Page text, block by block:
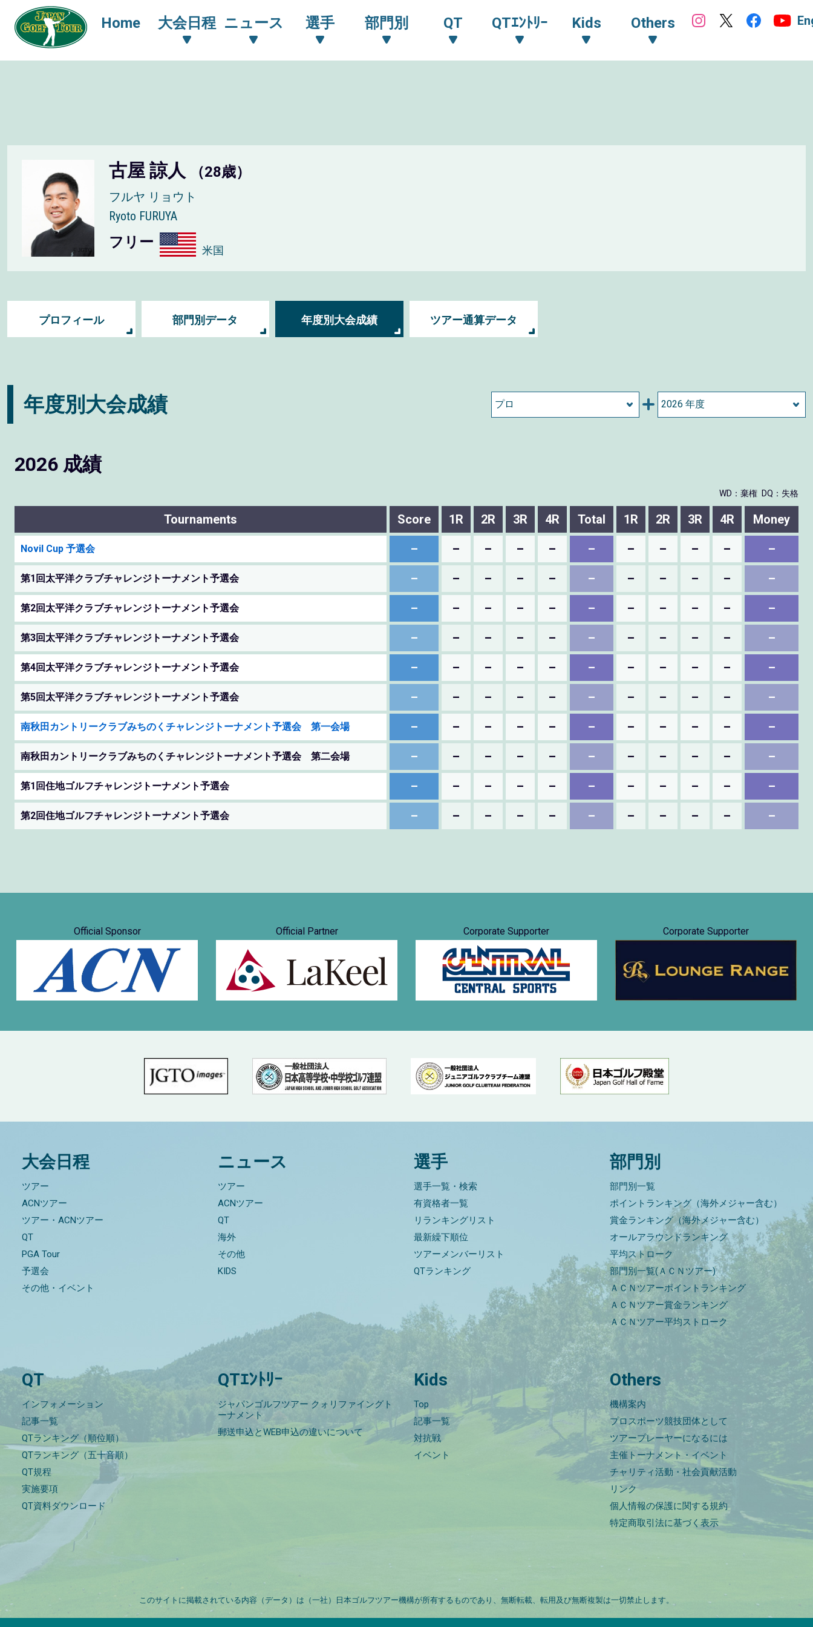
Home 大会日程 ニュース 選手 部門別 QT QTｴﾝﾄﾘｰ Kids Others
古屋 諒人 （28歳）
フルヤ リョウト
Ryoto FURUYA
フリー 米国
プロフィール 部門別データ 年度別大会成績 ツアー通算データ
年度別大会成績
2026 成績
WD：棄権 DQ：失格
Tournaments Score 1R 2R 3R 4R Total 1R 2R 3R 4R Money
Novil Cup 予選会 – – – – – – – – – – –
第1回太平洋クラブチャレンジトーナメント予選会 – – – – – – – – – – –
第2回太平洋クラブチャレンジトーナメント予選会 – – – – – – – – – – –
第3回太平洋クラブチャレンジトーナメント予選会 – – – – – – – – – – –
第4回太平洋クラブチャレンジトーナメント予選会 – – – – – – – – – – –
第5回太平洋クラブチャレンジトーナメント予選会 – – – – – – – – – – –
南秋田カントリークラブみちのくチャレンジトーナメント予選会 第一会場 – – – – – – – – – – –
南秋田カントリークラブみちのくチャレンジトーナメント予選会 第二会場 – – – – – – – – – – –
第1回住地ゴルフチャレンジトーナメント予選会 – – – – – – – – – – –
第2回住地ゴルフチャレンジトーナメント予選会 – – – – – – – – – – –
Official Sponsor Official Partner Corporate Supporter Corporate Supporter
大会日程
ツアー
ACNツアー
ツアー・ACNツアー
QT
PGA Tour
予選会
その他・イベント
ニュース
ツアー
ACNツアー
QT
海外
その他
KIDS
選手
選手一覧・検索
有資格者一覧
リランキングリスト
最新繰下順位
ツアーメンバーリスト
QTランキング
部門別
部門別一覧
ポイントランキング（海外メジャー含む）
賞金ランキング（海外メジャー含む）
オールアラウンドランキング
平均ストローク
部門別一覧(ＡＣＮツアー)
ＡＣＮツアーポイントランキング
ＡＣＮツアー賞金ランキング
ＡＣＮツアー平均ストローク
QT
インフォメーション
記事一覧
QTランキング（順位順）
QTランキング（五十音順）
QT規程
実施要項
QT資料ダウンロード
QTｴﾝﾄﾘｰ
ジャパンゴルフツアー クォリファイングト
ーナメント
郵送申込とWEB申込の違いについて
Kids
Top
記事一覧
対抗戦
イベント
Others
機構案内
プロスポーツ競技団体として
ツアープレーヤーになるには
主催トーナメント・イベント
チャリティ活動・社会貢献活動
リンク
個人情報の保護に関する規約
特定商取引法に基づく表示
このサイトに掲載されている内容（データ）は（一社）日本ゴルフツアー機構が所有するものであり、無断転載、転用及び無断複製は一切禁止します。